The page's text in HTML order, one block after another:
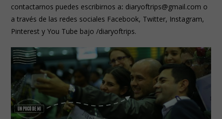
contactarnos puedes escribirnos a: diaryoftrips@gmail.com o
a través de las redes sociales Facebook, Twitter, Instagram,
Pinterest y You Tube bajo /diaryoftrips.